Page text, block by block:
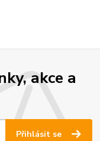
akce a
Přihlásit se